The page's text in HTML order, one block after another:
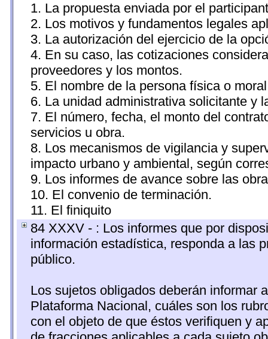
1. La propuesta enviada por el
2. Los motivos y fundamentos legales
3. La autorización del ejercicio de la
4. En su caso, las cotizaciones
proveedores y los montos.
5. El nombre de la persona física o
6. La unidad administrativa solicitante y
7. El número, fecha, el monto del
servicios u obra.
8. Los mecanismos de vigilancia y
impacto urbano y ambiental, según
9. Los informes de avance sobre las
10. El convenio de terminación.
11. El finiquito
84 XXXV - : Los informes que por
información estadística, responda a las
público.
Los sujetos obligados deberán informar
Plataforma Nacional, cuáles son los
con el objeto de que éstos verifiquen y